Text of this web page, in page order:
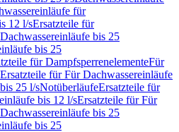
für
12 l/sErsatzteile für
Dachwassereinläufe bis 25
bis 25
für DampfsperrenelementeFür
Ersatzteile für Für Dachwassereinläufe
25 l/sNotüberläufeErsatzteile für
bis 12 l/sErsatzteile für Für
Dachwassereinläufe bis 25
bis 25